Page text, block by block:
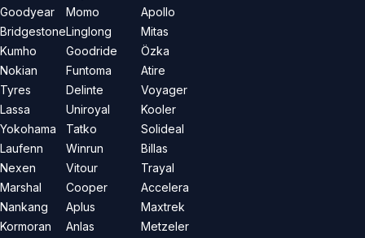
Goodyear
Bridgestone
Kumho
Nokian
Tyres
Lassa
Yokohama
Laufenn
Nexen
Marshal
Nankang
Kormoran
Momo
Linglong
Goodride
Funtoma
Delinte
Uniroyal
Tatko
Winrun
Vitour
Cooper
Aplus
Anlas
Apollo
Mitas
Özka
Atire
Voyager
Kooler
Solideal
Billas
Trayal
Accelera
Maxtrek
Metzeler